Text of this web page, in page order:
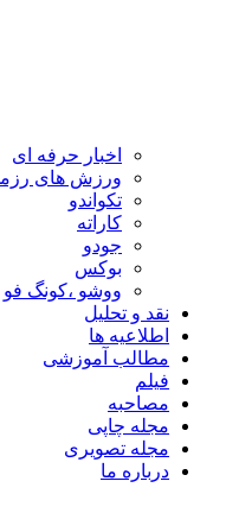
اخبار حرفه ای
ورزش های
تکواندو
کاراته
جودو
بوکس
ووشو ،کونگ فو
نقد و تحلیل
اطلاعیه ها
مطالب آموزشی
فیلم
مصاحبه
مجله چاپی
مجله تصویری
درباره ما